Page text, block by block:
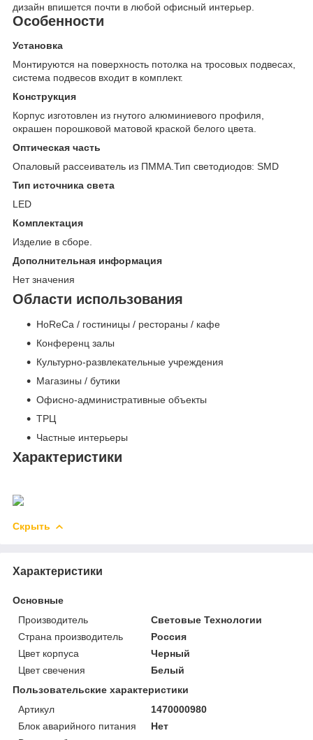
дизайн впишется почти в любой офисный интерьер.
Особенности
Установка
Монтируются на поверхность потолка на тросовых подвесах,
система подвесов входит в комплект.
Конструкция
Корпус изготовлен из гнутого алюминиевого профиля,
окрашен порошковой матовой краской белого цвета.
Оптическая часть
Опаловый рассеиватель из ПММА.Тип светодиодов: SMD
Тип источника света
LED
Комплектация
Изделие в сборе.
Дополнительная информация
Нет значения
Области использования
HoReCa / гостиницы / рестораны / кафе
Конференц залы
Культурно-развлекательные учреждения
Магазины / бутики
Офисно-административные объекты
ТРЦ
Частные интерьеры
Характеристики
Скрыть
Характеристики
Основные
Производитель
Световые Технологии
Страна производитель
Россия
Цвет корпуса
Черный
Цвет свечения
Белый
Пользовательские характеристики
Артикул
1470000980
Блок аварийного питания
Нет